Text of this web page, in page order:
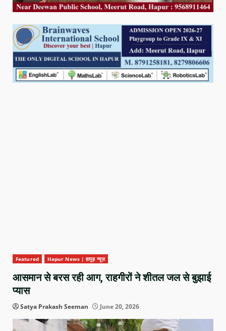
Featured Hapur News | हापुड़ न्यूज़
आसमान से बरस रही आग, राहगीरों ने शीतल जल से बुझाई
प्यास
Satya Prakash Seeman June 20, 2026